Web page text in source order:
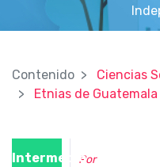
Contenido
Ciencias
Etnias de Guatemala
IntermedioPor